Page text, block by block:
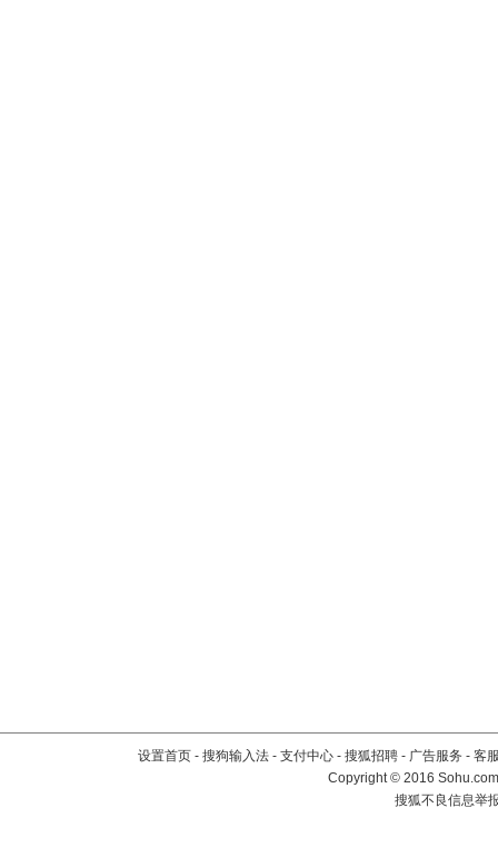
设置首页 - 搜狗输入法 - 支付中心 - 搜狐招聘 - 广告服务 - 客
Copyright©2016
搜狐不良信息举